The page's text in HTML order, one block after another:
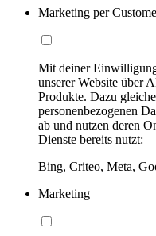
Marketing per
Mit deiner
unserer Website über
Produkte. Dazu
personenbezogenen
ab und nutzen deren
Dienste bereits nutzt:
Bing, Criteo, Meta,
Marketing